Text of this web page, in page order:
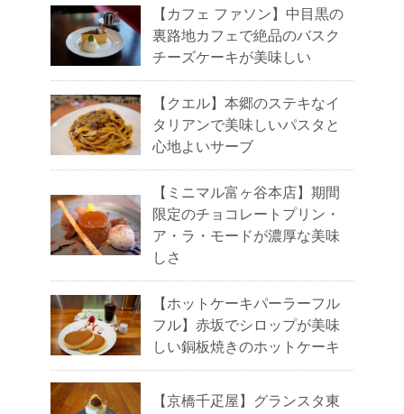
【カフェ ファソン】中目黒の
裏路地カフェで絶品のバスク
チーズケーキが美味しい
【クエル】本郷のステキなイ
タリアンで美味しいパスタと
心地よいサーブ
【ミニマル富ヶ谷本店】期間
限定のチョコレートプリン・
ア・ラ・モードが濃厚な美味
しさ
【ホットケーキパーラーフル
フル】赤坂でシロップが美味
しい銅板焼きのホットケーキ
【京橋千疋屋】グランスタ東